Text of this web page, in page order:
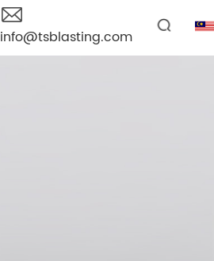
info@tsblasting.com